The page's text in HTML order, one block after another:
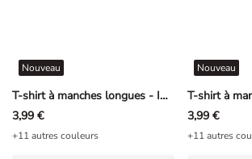
T-shirt à manches longues - Imprimé - Brun
Nouveau
3,99 €
+11 autres couleurs
Nouveau
3,99 €
+11 autres